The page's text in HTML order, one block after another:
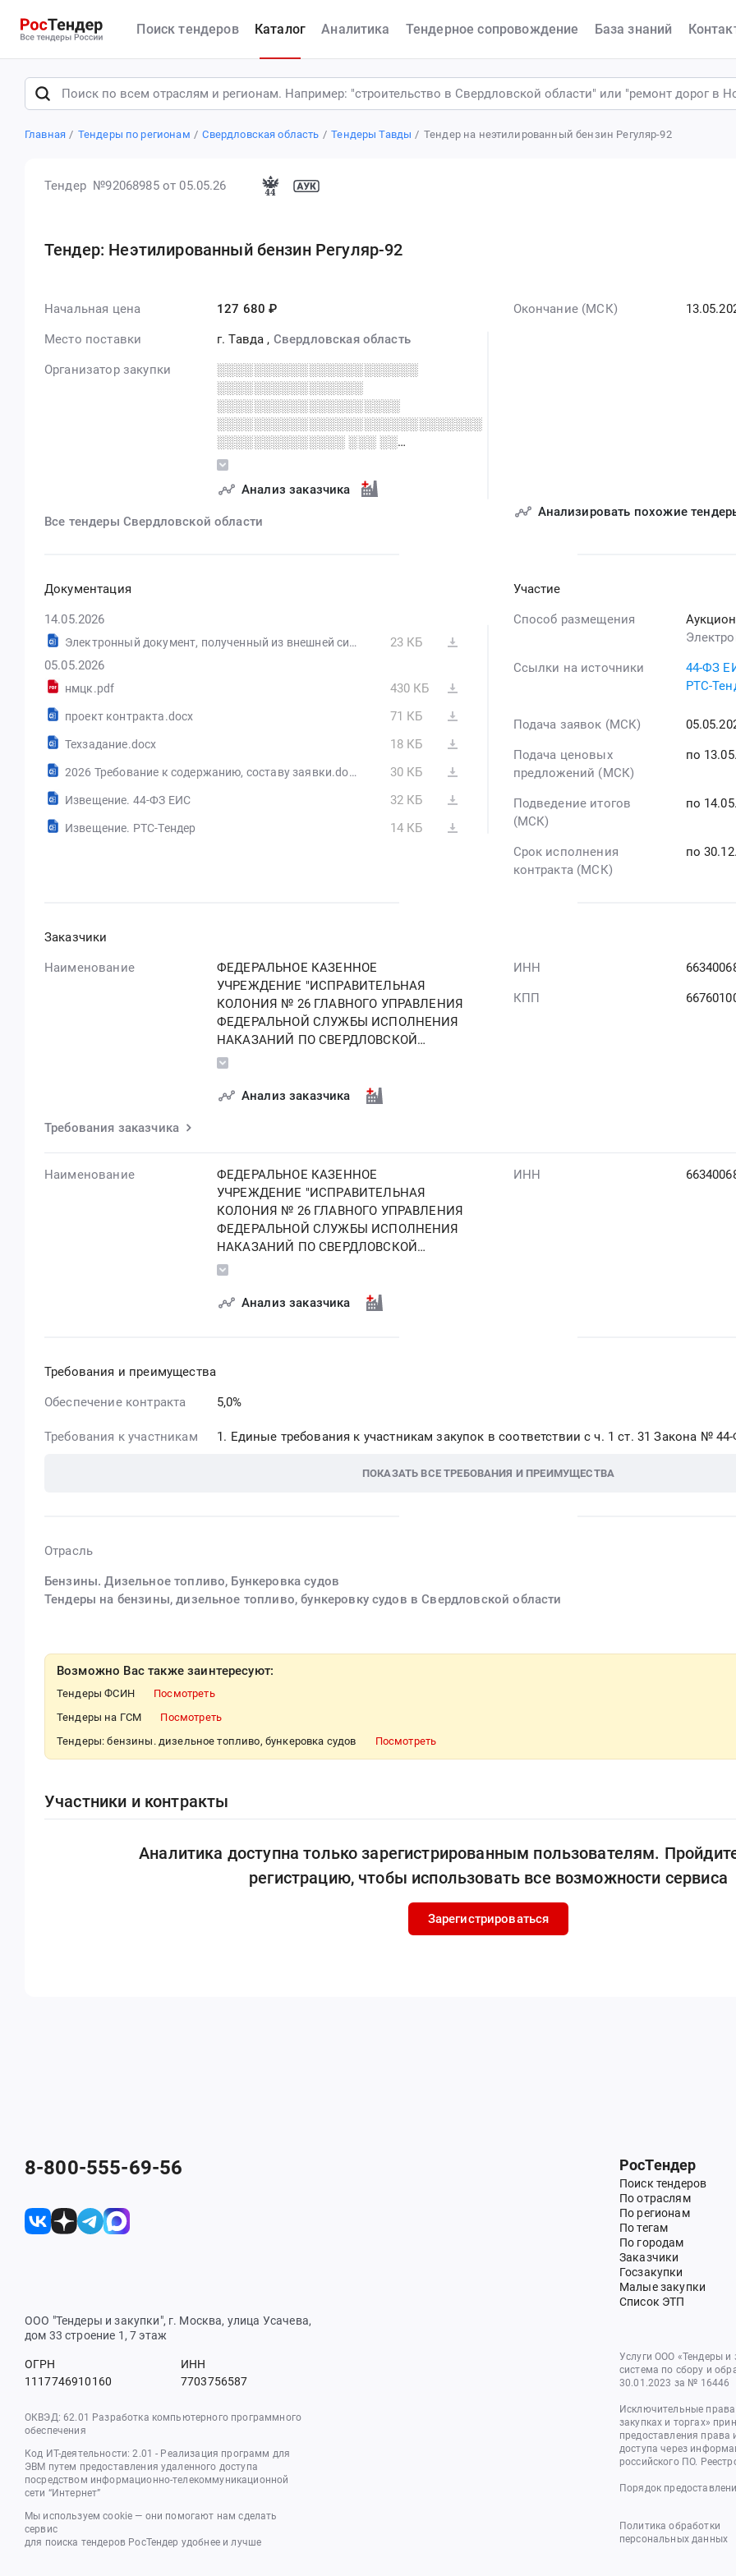
Поиск тендеров Каталог Аналитика Тендерное сопровождение База знаний
Главная Тендеры по регионам Свердловская область Тендеры Тавды Тендер на неэтилированный бензин Регуляр-92
Тендер №92068985от 05.05.26
Тендер: Неэтилированный бензин Регуляр-92
Начальная цена 127 680 ₽
Место поставки г. Тавда , Свердловская область
Организатор закупки
░░░░░░░░░░░░░░░░░░░░░░
░░░░░░░░░░░░░░░░
░░░░░░░░░░░░░░░░░░░░
░░░░░░░░░░░░░░░░░░░░░░░░░░░░░
░░░░░░░░░░░░░░ ░░░ ░░
░░░░░░░░░░░░░░░░
░░░░░░░░░░░░░░░░░░░░
░░░░░░░░░░░░░░░░░░░░░░
░░░░░░░░░░░░
Анализ заказчика
Все тендеры Свердловской области
Окончание (МСК)
Анализировать похожие
Документация
14.05.2026
Электронный документ, полученный из внешней системы
23 КБ
05.05.2026
нмцк.pdf 430 КБ
проект контракта.docx 71 КБ
Техзадание.docx 18 КБ
2026 Требование к содержанию, составу заявки.docx 30 КБ
Извещение. 44-ФЗ ЕИС 32 КБ
Извещение. РТС-Тендер 14 КБ
Участие
Способ размещения
Ссылки на источники 44-ФЗ
РТС-
Подача заявок (МСК)
Подача ценовых
предложений (МСК)
по
Подведение итогов
(МСК)
по
Срок исполнения
контракта (МСК)
по
Заказчики
Наименование
ФЕДЕРАЛЬНОЕ КАЗЕННОЕ
УЧРЕЖДЕНИЕ "ИСПРАВИТЕЛЬНАЯ
КОЛОНИЯ № 26 ГЛАВНОГО УПРАВЛЕНИЯ
ФЕДЕРАЛЬНОЙ СЛУЖБЫ ИСПОЛНЕНИЯ
НАКАЗАНИЙ ПО СВЕРДЛОВСКОЙ
ОБЛАСТИ"
Анализ заказчика
ИНН
КПП
Требования заказчика
Наименование
ФЕДЕРАЛЬНОЕ КАЗЕННОЕ
УЧРЕЖДЕНИЕ "ИСПРАВИТЕЛЬНАЯ
КОЛОНИЯ № 26 ГЛАВНОГО УПРАВЛЕНИЯ
ФЕДЕРАЛЬНОЙ СЛУЖБЫ ИСПОЛНЕНИЯ
НАКАЗАНИЙ ПО СВЕРДЛОВСКОЙ
ОБЛАСТИ"
Анализ заказчика
ИНН
Требования и преимущества
Обеспечение контракта 5,0%
Требования к участникам Единые требования к участникам закупок в соответствии с ч. 1 ст. 31 Закона №
ПОКАЗАТЬ ВСЕ ТРЕБОВАНИЯ И ПРЕИМУЩЕСТВА
Отрасль
Бензины. Дизельное топливо, Бункеровка судов
Тендеры на бензины, дизельное топливо, бункеровку судов в Свердловской области
Возможно Вас также заинтересуют:
Тендеры ФСИН
Посмотреть
Тендеры на ГСМ
Посмотреть
Тендеры: бензины. дизельное топливо, бункеровка судов
Посмотреть
Участники и контракты
Аналитика доступна только зарегистрированным пользователям.
регистрацию, чтобы использовать все возможности сервиса
Зарегистрироваться
8-800-555-69-56
ООО "Тендеры и закупки", г. Москва, улица Усачева,
дом 33 строение 1, 7 этаж
ОГРН
1117746910160
ИНН
7703756587
ОКВЭД: 62.01 Разработка компьютерного программного
обеспечения
Код ИТ-деятельности: 2.01 - Реализация программ для
ЭВМ путем предоставления удаленного доступа
посредством информационно-телекоммуникационной
сети “Интернет”
Мы используем cookie — они помогают нам сделать
сервис
для поиска тендеров РосТендер удобнее и лучше
РосТендер
Поиск тендеров
По отраслям
По регионам
По тегам
По городам
Заказчики
Госзакупки
Малые закупки
Список ЭТП
Услуги ООО «Тендеры
система по сбору и
30.01.2023 за № 16446
Исключительные
закупках и торгах»
предоставления права
доступа через
российского ПО.
Порядок
Политика обработки
персональных данных